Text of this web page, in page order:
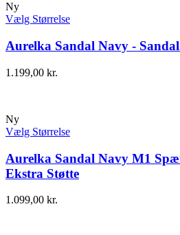
Ny
Vælg Størrelse
Aurelka Sandal Navy -
1.199,00 kr.
Ny
Vælg Størrelse
Aurelka Sandal Navy M1
Ekstra Støtte
1.099,00 kr.